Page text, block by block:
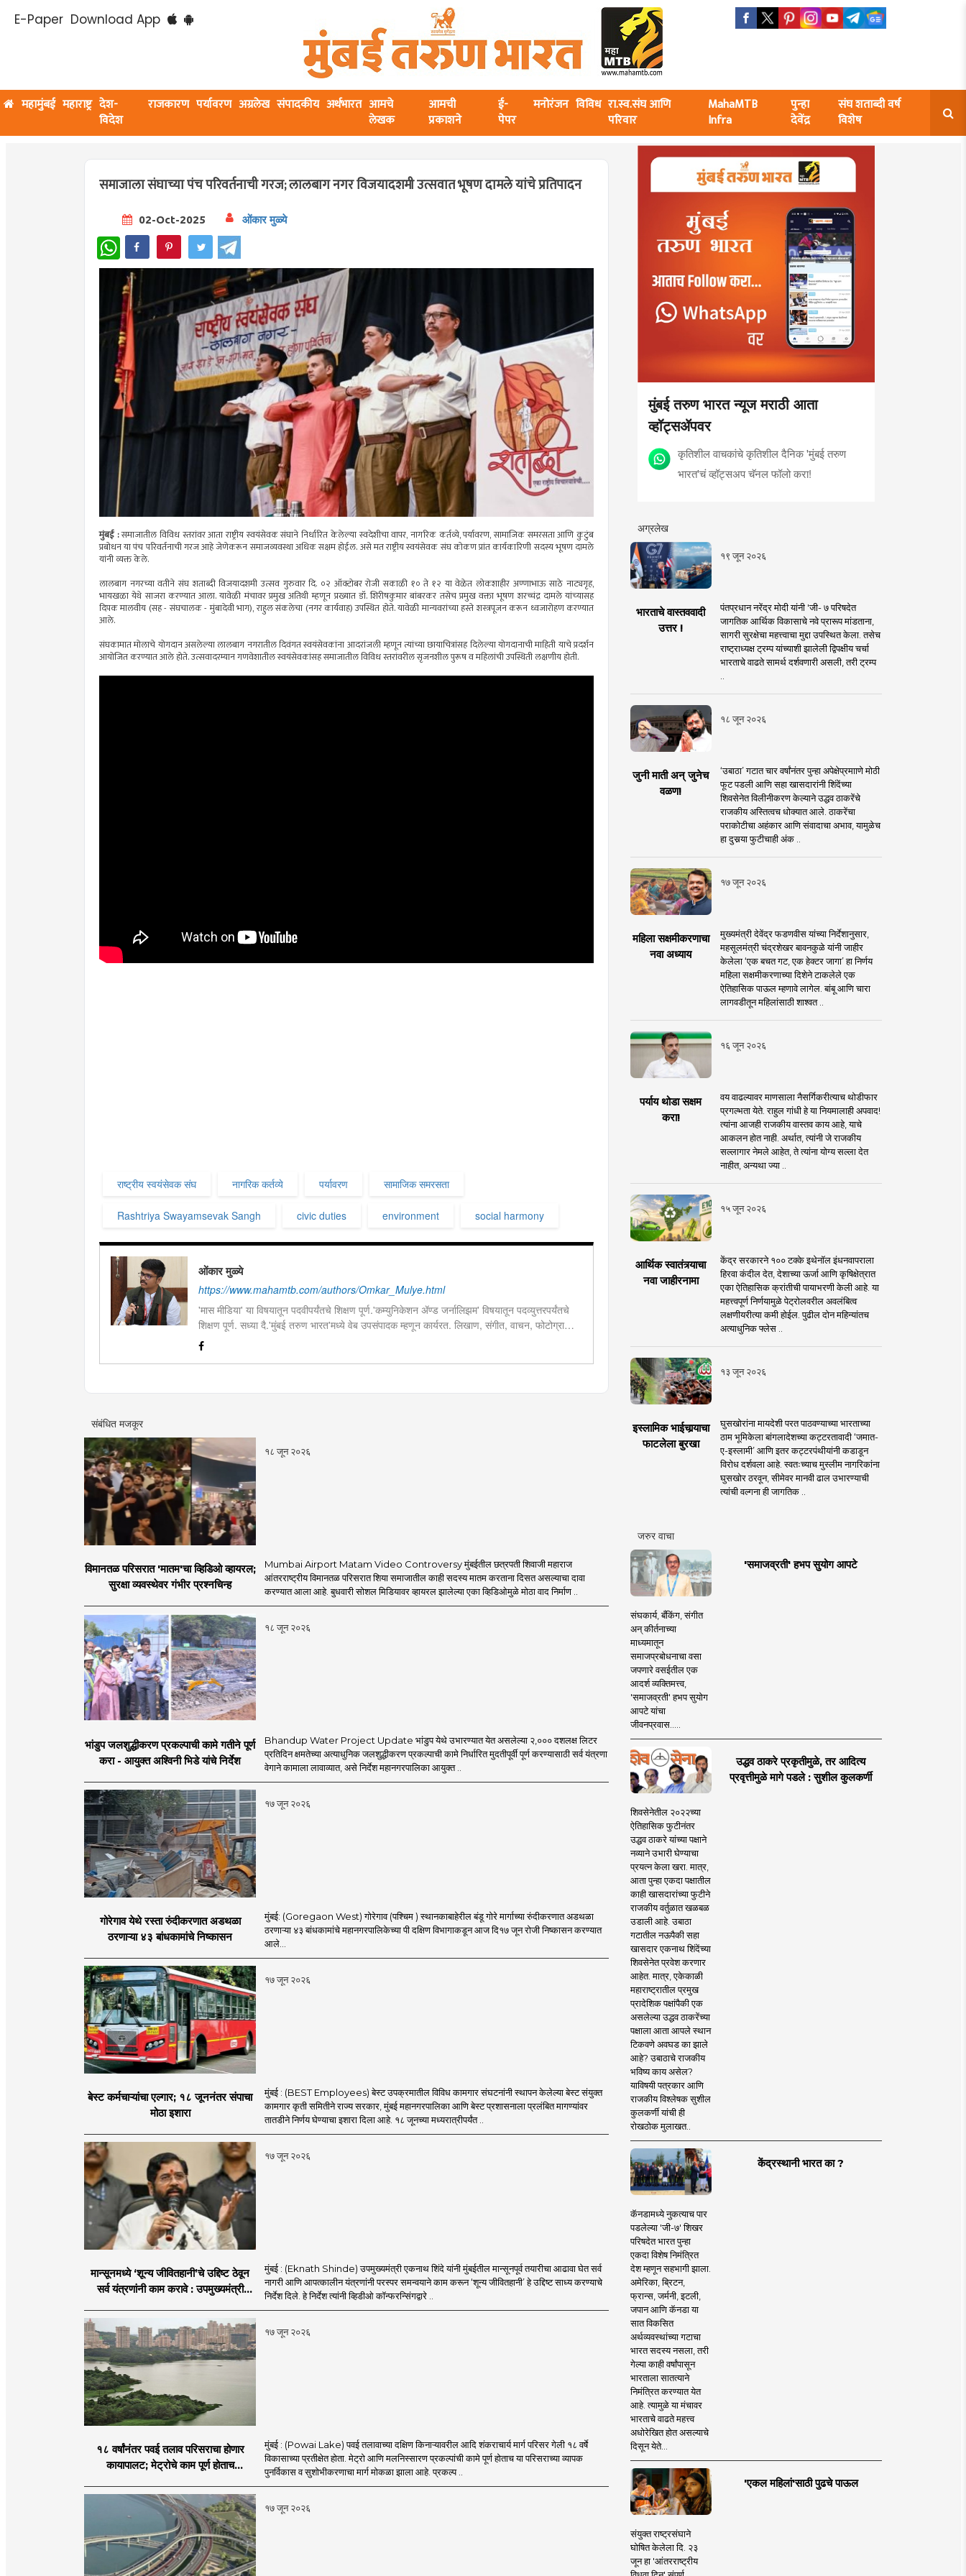
E-Paper Download App
महामुंबई महाराष्ट्र देश-
विदेश
राजकारण पर्यावरण अग्रलेख संपादकीय अर्थभारत आमचे
लेखक
आमची
प्रकाशने
ई-
पेपर
मनोरंजन विविध रा.स्व.संघ आणि
परिवार
MahaMTB
Infra
पुन्हा
देवेंद्र
संघ शताब्दी वर्ष
विशेष
समाजाला संघाच्या पंच परिवर्तनाची गरज; लालबाग नगर विजयादशमी उत्सवात भूषण दामले यांचे प्रतिपादन
02-Oct-2025 ओंकार मुळ्ये
WhatsApp
मुंबई :समाजातील विविध स्तरांवर आता राष्ट्रीय स्वयंसेवक संघाने निर्धारित केलेल्या स्वदेशीचा वापर, नागरिक कर्तव्ये, पर्यावरण, सामाजिक समरसता आणि कुटुंब
प्रबोधन या पंच परिवर्तनाची गरज आहे जेणेकरून समाजव्यवस्था अधिक सक्षम होईल. असे मत राष्ट्रीय स्वयंसेवक संघ कोकण प्रांत कार्यकारिणी सदस्य भूषण दामले
यांनी व्यक्त केले.
लालबाग नगरच्या वतीने संघ शताब्दी विजयादशमी उत्सव गुरुवार दि. ०२ ऑक्टोबर रोजी सकाळी १० ते १२ या वेळेत लोकशाहीर अण्णाभाऊ साठे नाट्यगृह,
भायखळा येथे साजरा करण्यात आला. यावेळी मंचावर प्रमुख अतिथी म्हणून प्रख्यात डॉ. शिरीषकुमार बांबरकर तसेच प्रमुख वक्ता भूषण शरच्चंद्र दामले यांच्‍यासह
दिपक मालवीय (सह - संघचालक - मुंबादेवी भाग), राहुल संकलेचा (नगर कार्यवाह) उपस्थित होते. यावेळी मान्यवरांच्या हस्ते शस्त्रपूजन करून ध्वजारोहण करण्यात
आले.
संघकामात मोलाचे योगदान असलेल्या लालबाग नगरातील दिवंगत स्वयंसेवकांना आदरांजली म्‍हणून त्यांच्या छायाचित्रांसह दिलेल्या योगदानाची माहिती याचे प्रदर्शन
आयोजित करण्यात आले होते. उत्सवादरम्यान गणवेशातील स्वयंसेवकांसह समाजातील विविध स्तरांवरील सृजनशील पुरूष व महिलांची उपस्थिती लक्षणीय होती.
राष्ट्रीय स्वयंसेवक संघ नागरिक कर्तव्ये पर्यावरण सामाजिक समरसता
Rashtriya Swayamsevak Sangh civic duties environment social harmony
ओंकार मुळ्ये
https://www.mahamtb.com/authors/Omkar_Mulye.html
'मास मीडिया' या विषयातून पदवीपर्यंतचे शिक्षण पूर्ण.'कम्युनिकेशन ॲण्ड जर्नालिझम' विषयातून पदव्युत्तरपर्यंतचे
शिक्षण पूर्ण. सध्या दै.'मुंबई तरुण भारत'मध्ये वेब उपसंपादक म्हणून कार्यरत. लिखाण, संगीत, वाचन, फोटोग्राफी,
इ.ची आवड.लिवोग्राफी भाषाशैलीत विशेष प्रावीण्य.बालपणापासून रा.स्व.संघाचा स्वयंसेवक
संबंधित मजकूर
१८ जून २०२६
विमानतळ परिसरात 'मातम'चा व्हिडिओ व्हायरल;
सुरक्षा व्यवस्थेवर गंभीर प्रश्नचिन्ह
Mumbai Airport Matam Video Controversy मुंबईतील छत्रपती शिवाजी महाराज
आंतरराष्ट्रीय विमानतळ परिसरात शिया समाजातील काही सदस्य मातम करताना दिसत असल्याचा दावा
करण्यात आला आहे. बुधवारी सोशल मिडियावर व्हायरल झालेल्या एका व्हिडिओमुळे मोठा वाद निर्माण ..
१८ जून २०२६
भांडुप जलशुद्धीकरण प्रकल्पाची कामे गतीने पूर्ण
करा - आयुक्त अश्विनी भिडे यांचे निर्देश
Bhandup Water Project Update भांडुप येथे उभारण्यात येत असलेल्या २,००० दशलक्ष लिटर
प्रतिदिन क्षमतेच्या अत्याधुनिक जलशुद्धीकरण प्रकल्पाची कामे निर्धारित मुदतीपूर्वी पूर्ण करण्यासाठी सर्व यंत्रणा
वेगाने कामाला लावाव्यात, असे निर्देश महानगरपालिका आयुक्त ..
१७ जून २०२६
गोरेगाव येथे रस्ता रुंदीकरणात अडथळा
ठरणाऱ्या ४३ बांधकामांचे निष्कासन
मुंबई: (Goregaon West) गोरेगाव (पश्चिम ) स्थानकाबाहेरील बंडू गोरे मार्गाच्या रुंदीकरणात अडथळा
ठरणाऱ्या ४३ बांधकामांचे महानगरपालिकेच्या पी दक्षिण विभागाकडून आज दि१७ जून रोजी निष्कासन करण्यात
आले...
१७ जून २०२६
बेस्ट कर्मचाऱ्यांचा एल्गार; १८ जूननंतर संपाचा
मोठा इशारा
मुंबई : (BEST Employees) बेस्ट उपक्रमातील विविध कामगार संघटनांनी स्थापन केलेल्या बेस्ट संयुक्त
कामगार कृती समितीने राज्य सरकार, मुंबई महानगरपालिका आणि बेस्ट प्रशासनाला प्रलंबित मागण्यांवर
तातडीने निर्णय घेण्याचा इशारा दिला आहे. १८ जूनच्या मध्यरात्रीपर्यंत ..
१७ जून २०२६
मान्सूनमध्ये ‘शून्य जीवितहानी’चे उद्दिष्ट ठेवून
सर्व यंत्रणांनी काम करावे : उपमुख्यमंत्री
मुंबई : (Eknath Shinde) उपमुख्यमंत्री एकनाथ शिंदे यांनी मुंबईतील मान्सूनपूर्व तयारीचा आढावा घेत सर्व
नागरी आणि आपत्कालीन यंत्रणांनी परस्पर समन्वयाने काम करून ‘शून्य जीवितहानी’ हे उद्दिष्ट साध्य करण्याचे
निर्देश दिले. हे निर्देश त्यांनी व्हिडीओ कॉन्फरन्सिंगद्वारे ..
१७ जून २०२६
१८ वर्षांनंतर पवई तलाव परिसराचा होणार
कायापालट; मेट्रोचे काम पूर्ण होताच
मुंबई : (Powai Lake) पवई तलावाच्या दक्षिण किनाऱ्यावरील आदि शंकराचार्य मार्ग परिसर गेली १८ वर्षे
विकासाच्या प्रतीक्षेत होता. मेट्रो आणि मलनिस्सारण प्रकल्पांची कामे पूर्ण होताच या परिसराच्या व्यापक
पुनर्विकास व सुशोभीकरणाचा मार्ग मोकळा झाला आहे. प्रकल्प ..
१७ जून २०२६
मुंबई तरुण भारत न्यूज मराठी आता
व्हॉट्सॲपवर
कृतिशील वाचकांचे कृतिशील दैनिक 'मुंबई तरुण
भारत'चं व्हॉट्सअप चॅनल फॉलो करा!
अग्रलेख
१९ जून २०२६
भारताचे वास्तववादी
उत्तर !
पंतप्रधान नरेंद्र मोदी यांनी 'जी- ७ परिषदेत
जागतिक आर्थिक विकासाचे नवे प्रारूप मांडताना,
सागरी सुरक्षेचा महत्त्वाचा मुद्दा उपस्थित केला. तसेच
राष्ट्राध्यक्ष ट्रम्प यांच्याशी झालेली द्विपक्षीय चर्चा
भारताचे वाढते सामर्थ दर्शवणारी असली, तरी ट्रम्प
१८ जून २०२६
जुनी माती अन् जुनेच
वळण!
‘उबाठा’ गटात चार वर्षांनंतर पुन्हा अपेक्षेप्रमााणे मोठी
फूट पडली आणि सहा खासदारांनी शिंदेंच्या
शिवसेनेत विलीनीकरण केल्याने उद्धव ठाकरेंचे
राजकीय अस्तित्वच धोक्यात आले. ठाकरेंचा
पराकोटीचा अहंकार आणि संवादाचा अभाव, यामुळेच
हा दुसर्‍या फुटीचाही अंक ..
१७ जून २०२६
महिला सक्षमीकरणाचा
नवा अध्याय
मुख्यमंत्री देवेंद्र फडणवीस यांच्या निर्देशानुसार,
महसूलमंत्री चंद्रशेखर बावनकुळे यांनी जाहीर
केलेला ‘एक बचत गट, एक हेक्टर जागा’ हा निर्णय
महिला सक्षमीकरणाच्या दिशेने टाकलेले एक
ऐतिहासिक पाऊल म्हणावे लागेल. बांबू आणि चारा
लागवडीतून महिलांसाठी शाश्वत ..
१६ जून २०२६
पर्याय थोडा सक्षम
करा!
वय वाढल्यावर माणसाला नैसर्गिकरीत्याच थोडीफार
प्रगल्भता येते. राहुल गांधी हे या नियमालाही अपवाद!
त्यांना आजही राजकीय वास्तव काय आहे, याचे
आकलन होत नाही. अर्थात, त्यांनी जे राजकीय
सल्लागार नेमले आहेत, ते त्यांना योग्य सल्ला देत
नाहीत, अन्यथा ज्या ..
१५ जून २०२६
आर्थिक स्वातंत्र्याचा
नवा जाहीरनामा
केंद्र सरकारने १०० टक्के इथेनॉल इंधनवापराला
हिरवा कंदील देत, देशाच्या ऊर्जा आणि कृषिक्षेत्रात
एका ऐतिहासिक क्रांतीची पायाभरणी केली आहे. या
महत्त्वपूर्ण निर्णयामुळे पेट्रोलवरील अवलंबित्व
लक्षणीयरीत्या कमी होईल. पुढील दोन महिन्यांतच
अत्याधुनिक फ्लेस ..
१३ जून २०२६
इस्लामिक भाईचार्‍याचा
फाटलेला बुरखा
घुसखोरांना मायदेशी परत पाठवण्याच्या भारताच्या
ठाम भूमिकेला बांगलादेशच्या कट्टरतावादी ‘जमात-
ए-इस्लामी’ आणि इतर कट्टरपंथीयांनी कडाडून
विरोध दर्शवला आहे. स्वतःच्याच मुस्लीम नागरिकांना
घुसखोर ठरवून, सीमेवर मानवी ढाल उभारण्याची
त्यांची वल्गना ही जागतिक ..
जरुर वाचा
'समाजव्रती' हभप सुयोग आपटे
संघकार्य, बँकिंग, संगीत
अन् कीर्तनाच्या
माध्यमातून
समाजप्रबोधनाचा वसा
जपणारे वसईतील एक
आदर्श व्यक्तिमत्त्व,
'समाजव्रती' हभप सुयोग
आपटे यांचा
जीवनप्रवास.....
उद्धव ठाकरे प्रकृतीमुळे, तर आदित्य
प्रवृत्तीमुळे मागे पडले : सुशील कुलकर्णी
शिवसेनेतील २०२२च्या
ऐतिहासिक फुटीनंतर
उद्धव ठाकरे यांच्या पक्षाने
नव्याने उभारी घेण्याचा
प्रयत्न केला खरा. मात्र,
आता पुन्हा एकदा पक्षातील
काही खासदारांच्या फुटीने
राजकीय वर्तुळात खळबळ
उडाली आहे. उबाठा
गटातील नऊपैकी सहा
खासदार एकनाथ शिंदेंच्या
शिवसेनेत प्रवेश करणार
आहेत. मात्र, एकेकाळी
महाराष्ट्रातील प्रमुख
प्रादेशिक पक्षांपैकी एक
असलेल्या उद्धव ठाकरेंच्या
पक्षाला आता आपले स्थान
टिकवणे अवघड का झाले
आहे? उबाठाचे राजकीय
भविष्य काय असेल?
याविषयी पत्रकार आणि
राजकीय विश्लेषक सुशील
कुलकर्णी यांची ही
रोखठोक मुलाखत..
केंद्रस्थानी भारत का ?
कॅनडामध्ये नुकत्याच पार
पडलेल्या 'जी-७' शिखर
परिषदेत भारत पुन्हा
एकदा विशेष निमंत्रित
देश म्हणून सहभागी झाला.
अमेरिका, ब्रिटन,
फ्रान्स, जर्मनी, इटली,
जपान आणि कॅनडा या
सात विकसित
अर्थव्यवस्थांच्या गटाचा
भारत सदस्य नसला, तरी
गेल्या काही वर्षांपासून
भारताला सातत्याने
निमंत्रित करण्यात येत
आहे. त्यामुळे या मंचावर
भारताचे वाढते महत्त्व
अधोरेखित होत असल्याचे
दिसून येते...
'एकल महिलां'साठी पुढचे पाऊल
संयुक्त राष्ट्रसंघाने
घोषित केलेला दि. २३
जून हा 'आंतरराष्ट्रीय